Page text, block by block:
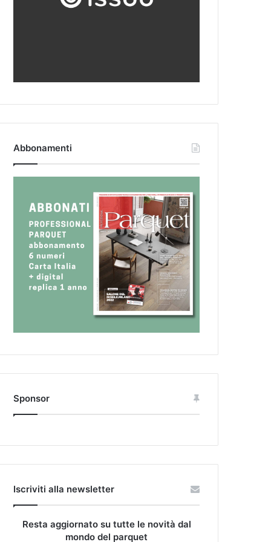
Abbonamenti
Sponsor
Iscriviti alla newsletter
Resta aggiornato su tutte le novità dal
mondo del parquet